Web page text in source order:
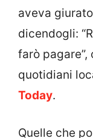
aveva
dicendogli:
farò
quotidiani
Today.
Quelle che